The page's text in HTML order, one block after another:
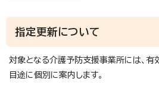
指定更新について
対象となる介護予防支援事業所には、
目途に個別に案内します。